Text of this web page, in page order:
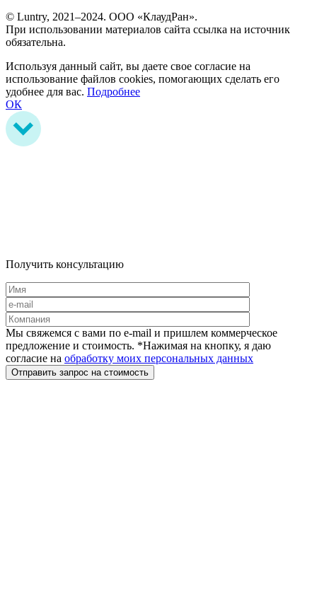
© Luntry, 2021–2024. ООО «КлаудРан».
При использовании материалов сайта ссылка на источник
обязательна.
Используя данный сайт, вы даете свое согласие на
использование файлов cookies, помогающих сделать его
удобнее для вас. Подробнее
ОК
Получить консультацию
Мы свяжемся с вами по e-mail и пришлем коммерческое
предложение и стоимость. *Нажимая на кнопку, я даю
согласие на обработку моих персональных данных
Отправить запрос на стоимость